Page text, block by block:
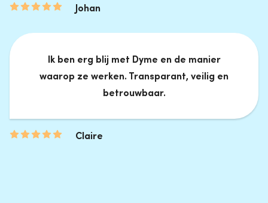
Johan
Ik ben erg blij met Dyme en de manier
waarop ze werken. Transparant, veilig en
betrouwbaar.
Claire